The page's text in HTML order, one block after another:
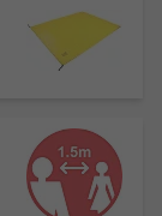
They're
with
whilst